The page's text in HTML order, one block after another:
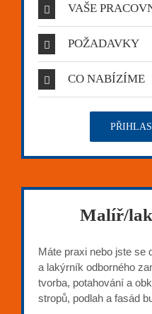
VAŠE
POŽADAVKY
CO NABÍZÍME
Malíř/
Máte praxi nebo jste se
a lakýrník odborného
tvorba, potahování a
stropů, podlah a fasád